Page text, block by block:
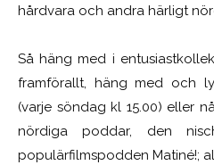
hårdvara och andra härligt
Så häng med i
framförallt, häng med och
(varje söndag kl 15.00) eller
nördiga poddar, den
populärfilmspodden Matiné!;